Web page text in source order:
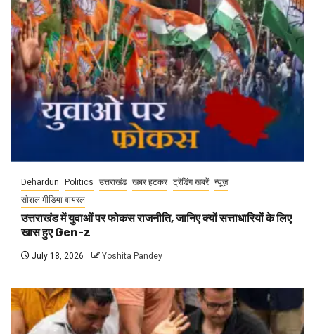
Dehardun Politics उत्तराखंड खबर हटकर ट्रेंडिंग खबरें न्यूज़
सोशल मीडिया वायरल
उत्तराखंड में युवाओं पर फोकस राजनीति, जानिए क्यों सत्ताधारियों के लिए
खास हुए Gen-z
July 18, 2026 Yoshita Pandey